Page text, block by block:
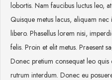
lobortis. Nam faucibus luctus leo,
Quisque metus lacus, aliquam nec
libero. Phasellus lorem nisi,
felis. Proin et elit metus. Praesent
Donec pretium consequat leo
rutrum interdum. Donec eu